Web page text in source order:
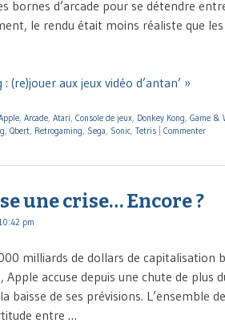
bornes d’arcade pour se détendre
le rendu était moins réaliste que
(re)jouer aux jeux vidéo d’antan’ »
, Arcade, Atari, Console de jeux, Donkey Kong, Game &
, Qbert, Retrogaming, Sega, Sonic, Tetris Commenter
une crise… Encore ?
pm
milliards de dollars de capitalisation
accuse depuis une chute de plus
baisse de ses prévisions. L’ensemble
entre …